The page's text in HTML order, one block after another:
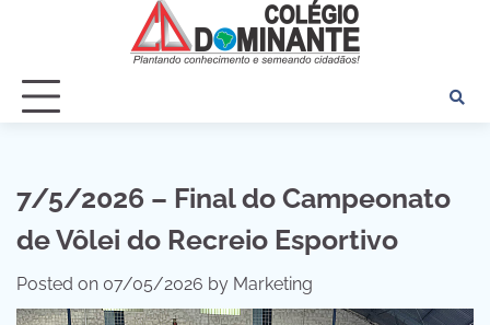
7/5/2026 – Final do Campeonato
de Vôlei do Recreio Esportivo
Posted on 07/05/2026 by Marketing